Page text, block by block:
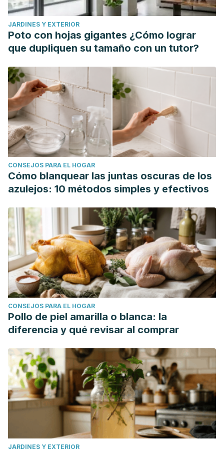
JARDINES Y EXTERIOR
Poto con hojas gigantes ¿Cómo lograr
que dupliquen su tamaño con un tutor?
CONSEJOS PARA EL HOGAR
Cómo blanquear las juntas oscuras de los
azulejos: 10 métodos simples y efectivos
CONSEJOS PARA EL HOGAR
Pollo de piel amarilla o blanca: la
diferencia y qué revisar al comprar
JARDINES Y EXTERIOR